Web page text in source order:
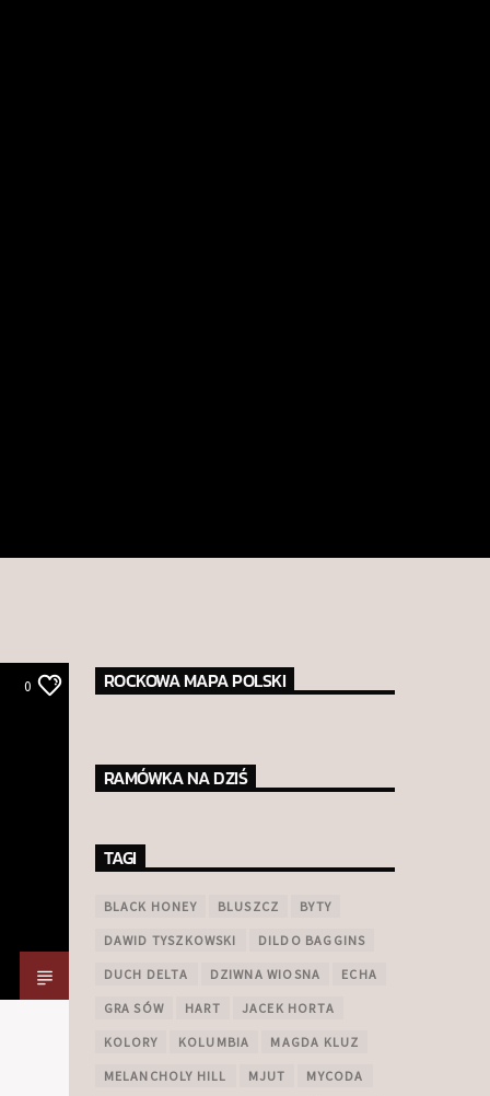
0 ROCKOWA MAPA POLSKI
RAMÓWKA NA DZIŚ
TAGI
BLACK HONEY BLUSZCZ BYTY
DAWID TYSZKOWSKI DILDO BAGGINS
DUCH DELTA DZIWNA WIOSNA ECHA
GRA SÓW HART JACEK HORTA
KOLORY KOLUMBIA MAGDA KLUZ
MELANCHOLY HILL MJUT MYCODA